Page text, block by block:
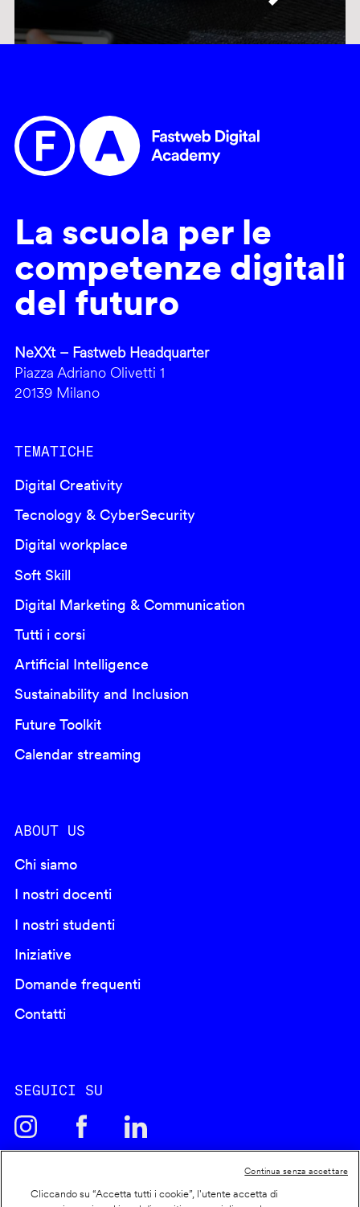
La scuola per le
competenze digitali
del futuro
NeXXt – Fastweb Headquarter
Piazza Adriano Olivetti 1
20139 Milano
TEMATICHE
Digital Creativity
Tecnology & CyberSecurity
Digital workplace
Soft Skill
Digital Marketing & Communication
Tutti i corsi
Artificial Intelligence
Sustainability and Inclusion
Future Toolkit
Calendar streaming
ABOUT US
Chi siamo
I nostri docenti
I nostri studenti
Iniziative
Domande frequenti
Contatti
SEGUICI SU
Cliccando su “Accetta tutti i cookie”, l'utente accetta di
Continua senza accettare